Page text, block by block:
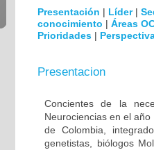
Presentación | Líder|
conocimiento | Áreas
Prioridades |
Presentacion
Concientes de la
Neurociencias en el
de Colombia,
genetistas, biólogos